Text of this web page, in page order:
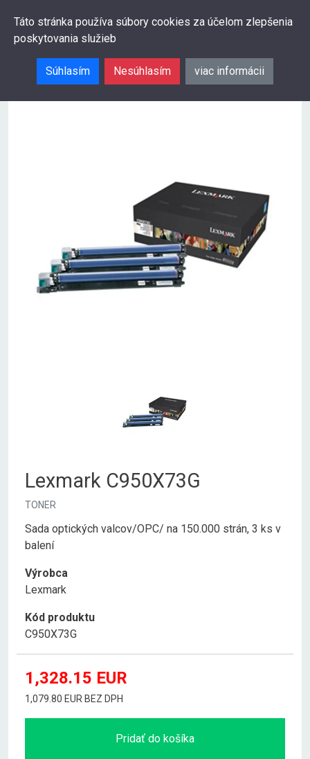
Táto stránka používa súbory cookies za účelom zlepšenia
poskytovania služieb
Súhlasím Nesúhlasím viac informácii
Lexmark C950X73G
TONER
Sada optických valcov/OPC/ na 150.000 strán, 3 ks v
balení
Výrobca
Lexmark
Kód produktu
C950X73G
1,328.15 EUR
1,079.80 EUR BEZ DPH
Pridať do košíka